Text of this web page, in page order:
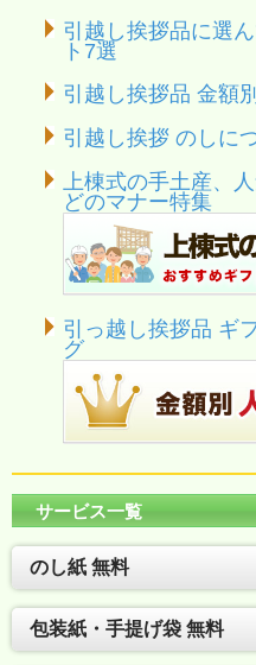
引越し挨拶品に選
ト7選
引越し挨拶品 金額
引越し挨拶 のしに
上棟式の手土産、
どのマナー特集
引っ越し挨拶品 ギ
グ
サービス一覧
のし紙 無料
包装紙・手提げ袋 無料